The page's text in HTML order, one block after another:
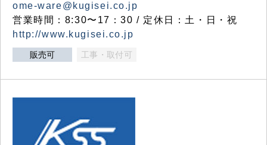
ome-ware@kugisei.co.jp
営業時間：8:30〜17：30 / 定休日：土・日・祝
http://www.kugisei.co.jp
販売可 工事・取付可